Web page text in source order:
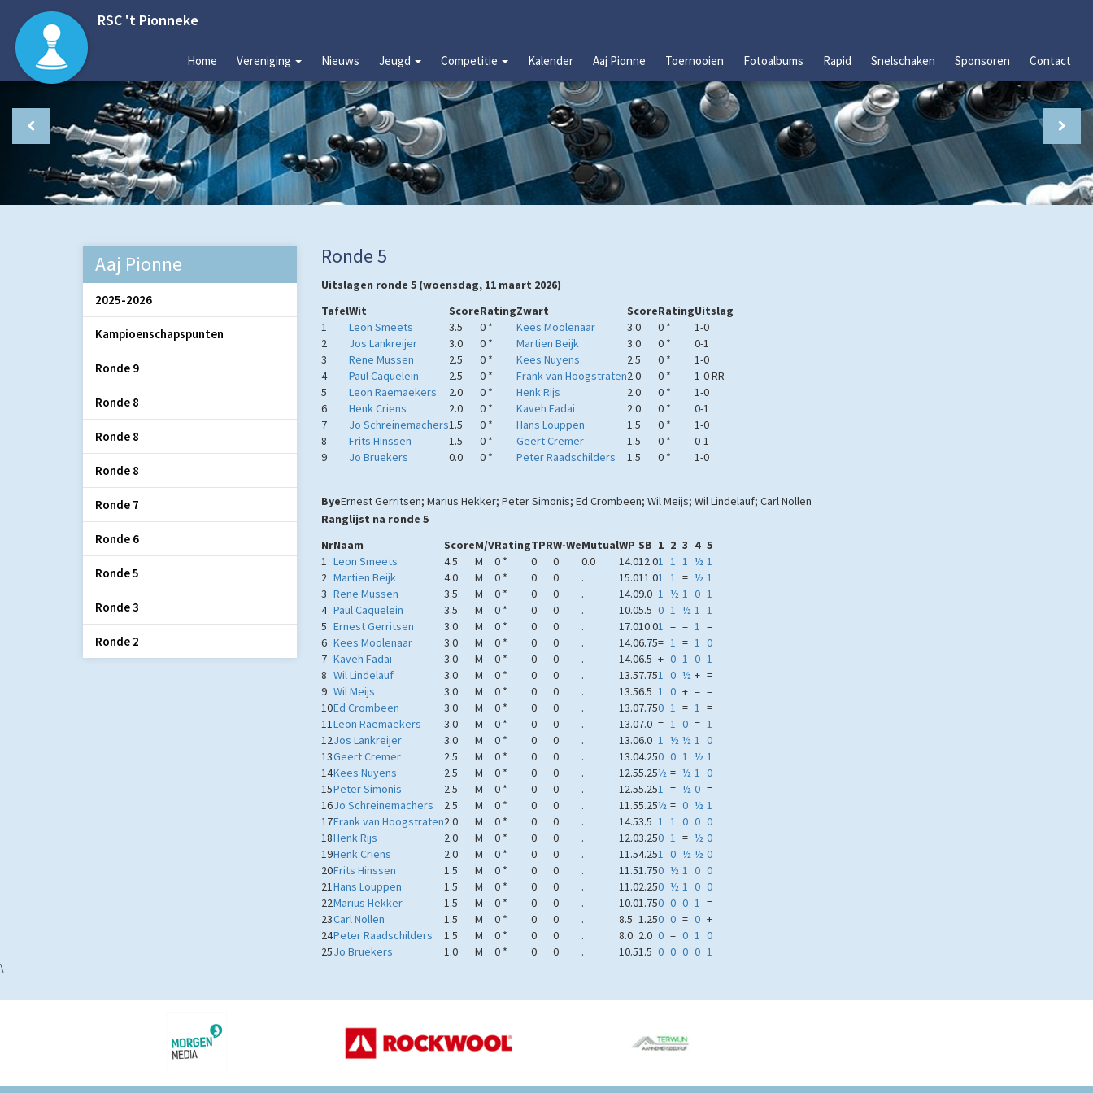
RSC 't Pionneke
Home Vereniging Nieuws Jeugd Competitie Kalender Aaj Pionne Toernooien Fotoalbums Rapid Snelschaken Sponsoren Contact
Aaj Pionne
2025-2026
Kampioenschapspunten
Ronde 9
Ronde 8
Ronde 8
Ronde 8
Ronde 7
Ronde 6
Ronde 5
Ronde 3
Ronde 2
Ronde 5
Uitslagen ronde 5 (woensdag, 11 maart 2026)
TafelWit ScoreRatingZwart ScoreRatingUitslag
1
Leon Smeets 3.5 0 * Kees Moolenaar 3.0 0 *
1-0
2
Jos Lankreijer 3.0 0 * Martien Beijk 3.0 0 *
0-1
3
Rene Mussen 2.5 0 * Kees Nuyens 2.5 0 *
1-0
4
Paul Caquelein 2.5 0 * Frank van Hoogstraten2.0 0 *
1-0 RR
5
Leon Raemaekers 2.0 0 * Henk Rijs 2.0 0 *
1-0
6
Henk Criens 2.0 0 * Kaveh Fadai 2.0 0 *
0-1
7
Jo Schreinemachers1.5 0 * Hans Louppen 1.5 0 *
1-0
8
Frits Hinssen 1.5 0 * Geert Cremer 1.5 0 *
0-1
9
Jo Bruekers 0.0 0 * Peter Raadschilders 1.5 0 * 1-0
ByeErnest Gerritsen; Marius Hekker; Peter Simonis; Ed Crombeen; Wil Meijs; Wil Lindelauf; Carl Nollen
Ranglijst na ronde 5
NrNaam ScoreM/VRatingTPRW-WeMutualWP SB 1 2 3 4 5
1 Leon Smeets 4.5 M 0 * 0 0 0.0 14.012.01 1 1 ½ 1
2 Martien Beijk 4.0 M 0 * 0 0 . 15.011.01 1 = ½ 1
3 Rene Mussen 3.5 M 0 * 0 0 . 14.09.0 1 ½ 1 0 1
4 Paul Caquelein 3.5 M 0 * 0 0 . 10.05.5 0 1 ½ 1 1
5 Ernest Gerritsen 3.0 M 0 * 0 0 . 17.010.01 = = 1 –
6 Kees Moolenaar 3.0 M 0 * 0 0 . 14.06.75= 1 = 1 0
7 Kaveh Fadai 3.0 M 0 * 0 0 . 14.06.5 + 0 1 0 1
8 Wil Lindelauf 3.0 M 0 * 0 0 . 13.57.751 0 ½ + =
9 Wil Meijs 3.0 M 0 * 0 0 . 13.56.5 1 0 + = =
10Ed Crombeen 3.0 M 0 * 0 0 . 13.07.750 1 = 1 =
11Leon Raemaekers 3.0 M 0 * 0 0 . 13.07.0 = 1 0 = 1
12Jos Lankreijer 3.0 M 0 * 0 0 . 13.06.0 1 ½ ½ 1 0
13Geert Cremer 2.5 M 0 * 0 0 . 13.04.250 0 1 ½ 1
14Kees Nuyens 2.5 M 0 * 0 0 . 12.55.25½ = ½ 1 0
15Peter Simonis 2.5 M 0 * 0 0 . 12.55.251 = ½ 0 =
16Jo Schreinemachers 2.5 M 0 * 0 0 . 11.55.25½ = 0 ½ 1
17Frank van Hoogstraten2.0 M 0 * 0 0 . 14.53.5 1 1 0 0 0
18Henk Rijs 2.0 M 0 * 0 0 . 12.03.250 1 = ½ 0
19Henk Criens 2.0 M 0 * 0 0 . 11.54.251 0 ½ ½ 0
20Frits Hinssen 1.5 M 0 * 0 0 . 11.51.750 ½ 1 0 0
21Hans Louppen 1.5 M 0 * 0 0 . 11.02.250 ½ 1 0 0
22Marius Hekker 1.5 M 0 * 0 0 . 10.01.750 0 0 1 =
23Carl Nollen 1.5 M 0 * 0 0 . 8.5 1.250 0 = 0 +
24Peter Raadschilders 1.5 M 0 * 0 0 . 8.0 2.0 0 = 0 1 0
25Jo Bruekers 1.0 M 0 * 0 0 . 10.51.5 0 0 0 0 1
\